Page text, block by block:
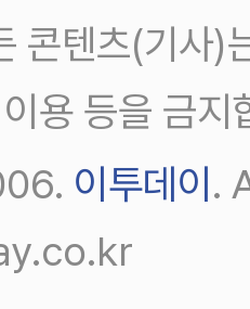
콘텐츠(기사)
용 등을 금지
이투데이 .